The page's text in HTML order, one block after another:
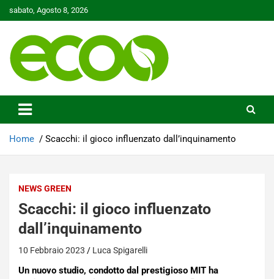
to
sabato, Agosto 8, 2026
Ecoo.it
Home Scacchi: il gioco influenzato dall’inquinamento
NEWS GREEN
Scacchi: il gioco influenzato
dall’inquinamento
10 Febbraio 2023 Luca Spigarelli
Un nuovo studio, condotto dal prestigioso MIT ha